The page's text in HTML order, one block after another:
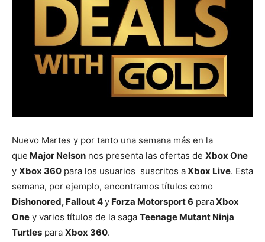
Nuevo Martes y por tanto una semana más en la
que Major Nelson nos presenta las ofertas de Xbox One
y Xbox 360 para los usuarios suscritos aXbox Live. Esta
semana, por ejemplo, encontramos títulos como
Dishonored, Fallout 4y Forza Motorsport 6 paraXbox
One y varios títulos de la saga Teenage Mutant Ninja
Turtles para Xbox 360.